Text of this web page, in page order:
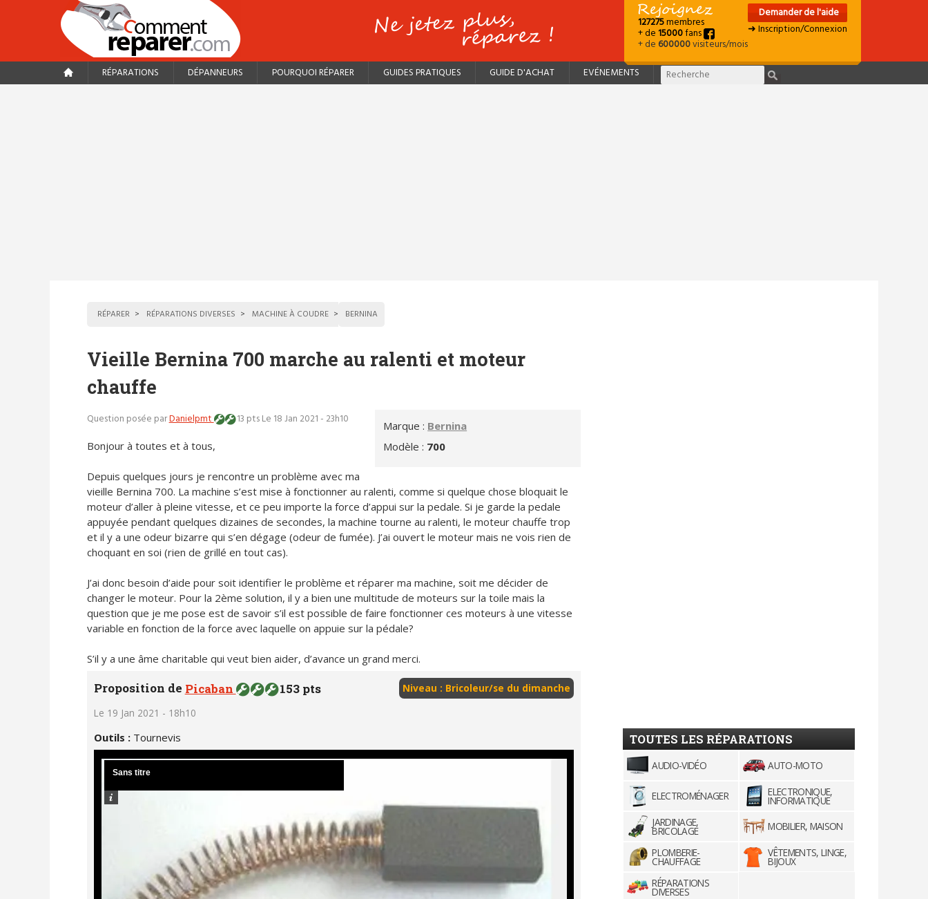
127275membres
+ de15000fans
+ de600000visiteurs/mois
Demander de l'aide
➜ Inscription/Connexion
RÉPARATIONS DÉPANNEURS POURQUOI RÉPARER GUIDES PRATIQUES GUIDE D'ACHAT EVÉNEMENTS
RÉPARER RÉPARATIONS DIVERSES MACHINE À COUDRE BERNINA
Vieille Bernina 700 marche au ralenti et moteur
chauffe
Marque : Bernina
Modèle : 700
Question posée parDanielpmt 13 ptsLe 18 Jan 2021 - 23h10
Bonjour à toutes et à tous,
Depuis quelques jours je rencontre un problème avec ma
vieille Bernina 700. La machine s’est mise à fonctionner au ralenti, comme si quelque chose bloquait le
moteur d’aller à pleine vitesse, et ce peu importe la force d’appui sur la pedale. Si je garde la pedale
appuyée pendant quelques dizaines de secondes, la machine tourne au ralenti, le moteur chauffe trop
et il y a une odeur bizarre qui s’en dégage (odeur de fumée). J’ai ouvert le moteur mais ne vois rien de
choquant en soi (rien de grillé en tout cas).
J’ai donc besoin d’aide pour soit identifier le problème et réparer ma machine, soit me décider de
changer le moteur. Pour la 2ème solution, il y a bien une multitude de moteurs sur la toile mais la
question que je me pose est de savoir s’il est possible de faire fonctionner ces moteurs à une vitesse
variable en fonction de la force avec laquelle on appuie sur la pédale?
S’il y a une âme charitable qui veut bien aider, d’avance un grand merci.
Niveau : Bricoleur/se du dimanche
Proposition de Picaban 153 pts
Le 19 Jan 2021 - 18h10
Outils : Tournevis
Sans titre
TOUTES LES RÉPARATIONS
AUDIO-VIDÉO AUTO-MOTO
ELECTROMÉNAGER ELECTRONIQUE,
INFORMATIQUE
JARDINAGE,
BRICOLAGE
MOBILIER, MAISON
PLOMBERIE-
CHAUFFAGE
VÊTEMENTS, LINGE,
BIJOUX
RÉPARATIONS
DIVERSES